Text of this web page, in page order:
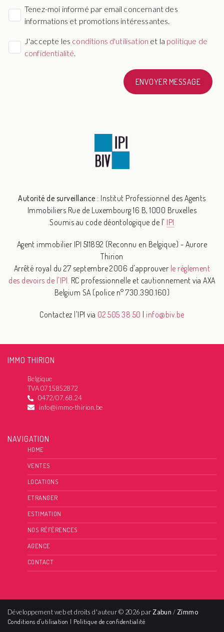
Tenez-moi informé par email concernant des
informations et promotions intéressantes.
J'accepte les conditions d'utilisation et la politique de
confidentialité
ENVOYER MESSAGE
Autorité de surveillance : Institut Professionnel des Agents
Immobiliers Rue de Luxembourg 16 B, 1000 Bruxelles
Soumis au code déontologique de l' IPI
Agent immobilier IPI 511892 (Reconnu en Belgique) - Aurore
Thirion
Arrêté royal du 27 septembre 2006 d'approuver le règlement
des devoirs de l'IPI. RC professionnelle et cautionnement via AXA
Belgium SA (police n° 730.390.160)
Contactez l'IPI via 02 505 38 50 | info@biv.be
IMMO THIRION
Belgique
TVA 0715852872
0472/07.68.24
info@immo-thirion.be
NAVIGATION
HOME
VENTES
LOCATIONS
ETRANGER
ESTIMATION
NOS RÉFÉRENCES
AGENCE
CONTACT
Développement web et droits d'auteur © 2026 parZabun /Zimmo
Conditions d'utilisation | Politique de confidentialité